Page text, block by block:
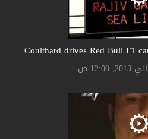
Coulthard drives Red Bull F1